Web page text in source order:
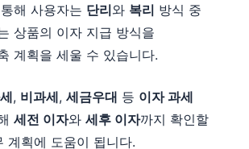
해 사용자는 단리와 복리 방식 중
상품의 이자 지급 방식을
계획을 세울 수 있습니다.
, 비과세, 세금우대 등 이자 과세
세전 이자와 세후 이자까지 확인할
계획에 도움이 됩니다.